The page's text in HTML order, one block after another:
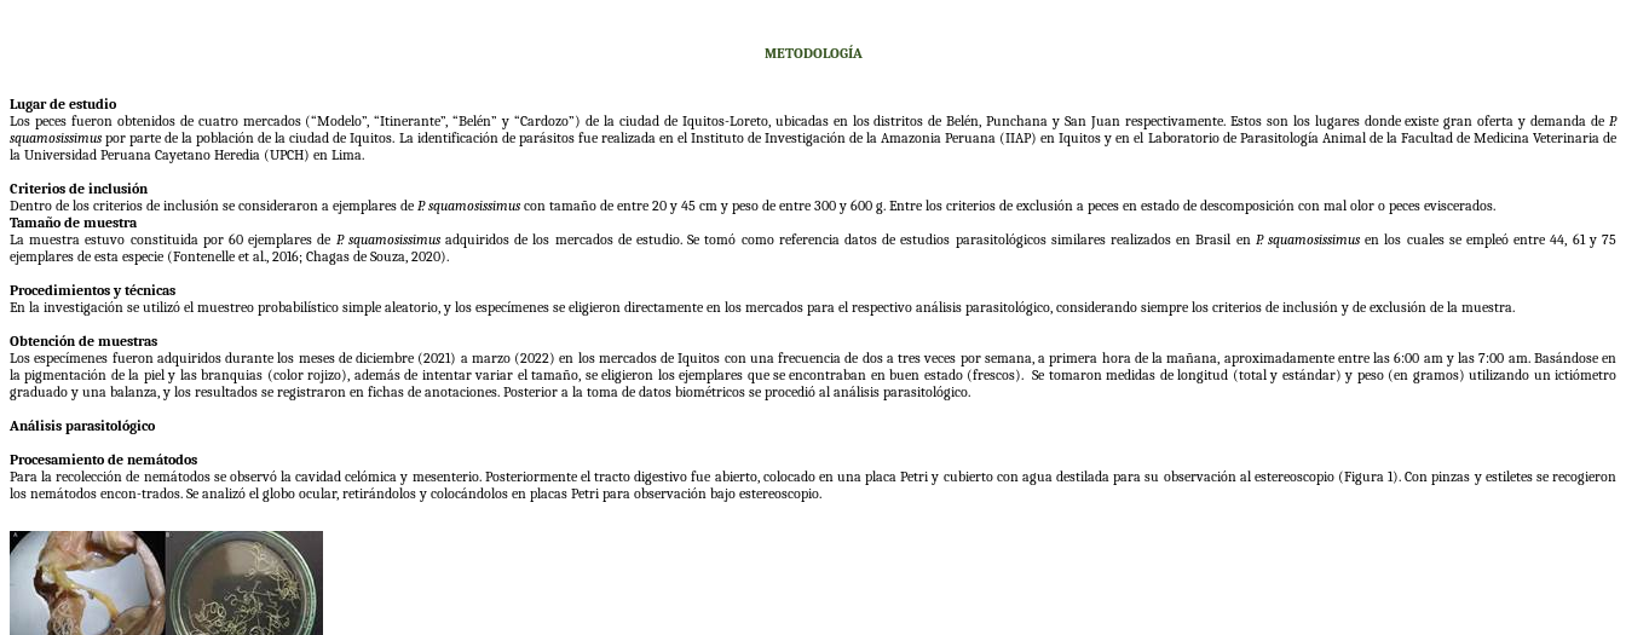
METODOLOGÍA
Lugar de estudio
Los peces fueron obtenidos de cuatro mercados (“Modelo”, “Itinerante”, “Belén” y “Cardozo”) de la ciudad de Iquitos-Loreto, ubicadas en los distritos de Belén, Punchana y San Juan respectivamente. Estos son los lugares donde existe gran oferta y demanda de P.
squamosissimus por parte de la población de la ciudad de Iquitos. La identificación de parásitos fue realizada en el Instituto de Investigación de la Amazonia Peruana (IIAP) en Iquitos y en el Laboratorio de Parasitología Animal de la Facultad de Medicina Veterinaria de
la Universidad Peruana Cayetano Heredia (UPCH) en Lima.
Criterios de inclusión
Dentro de los criterios de inclusión se consideraron a ejemplares de P. squamosissimus con tamaño de entre 20 y 45 cm y peso de entre 300 y 600 g. Entre los criterios de exclusión a peces en estado de descomposición con mal olor o peces eviscerados.
Tamaño de muestra
La muestra estuvo constituida por 60 ejemplares de P. squamosissimusadquiridos de los mercados de estudio. Se tomó como referencia datos de estudios parasitológicos similares realizados en Brasil en P. squamosissimus en los cuales se empleó entre 44, 61 y 75
ejemplares de esta especie (Fontenelle et al., 2016; Chagas de Souza, 2020).
Procedimientos y técnicas
En la investigación se utilizó el muestreo probabilístico simple aleatorio, y los especímenes se eligieron directamente en los mercados para el respectivo análisis parasitológico, considerando siempre los criterios de inclusión y de exclusión de la muestra.
Obtención de muestras
Los especímenes fueron adquiridos durante los meses de diciembre (2021) a marzo (2022) en los mercados de Iquitos con una frecuencia de dos a tres veces por semana, a primera hora de la mañana, aproximadamente entre las 6:00 am y las 7:00 am. Basándose en
la pigmentación de la piel y las branquias (color rojizo), además de intentar variar el tamaño, se eligieron los ejemplares que se encontraban en buen estado (frescos). Se tomaron medidas de longitud (total y estándar) y peso (en gramos) utilizando un ictiómetro
graduado y una balanza, y los resultados se registraron en fichas de anotaciones. Posterior a la toma de datos biométricos se procedió al análisis parasitológico.
Análisis parasitológico
Procesamiento de nemátodos
Para la recolección de nemátodos se observó la cavidad celómica y mesenterio. Posteriormente el tracto digestivo fue abierto, colocado en una placa Petri y cubierto con agua destilada para su observación al estereoscopio (Figura 1). Con pinzas y estiletes se recogieron
los nemátodos encon-trados. Se analizó el globo ocular, retirándolos y colocándolos en placas Petri para observación bajo estereoscopio.